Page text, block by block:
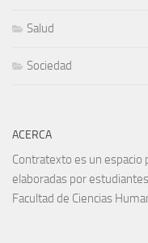
Salud
Sociedad
ACERCA
Contratexto es un espacio
elaboradas por
Facultad de Ciencias